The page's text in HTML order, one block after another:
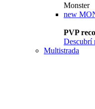
Monster
new
PVP
Descubrí
Multistrada